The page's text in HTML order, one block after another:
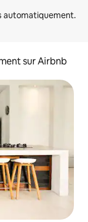
sur Airbnb